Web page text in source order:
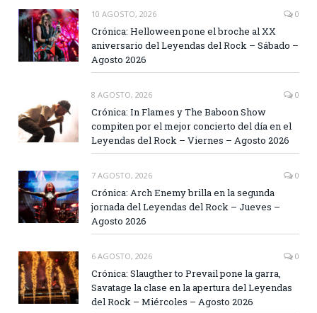
10 AGOSTO, 2026 0
Crónica: Helloween pone el broche al XX
aniversario del Leyendas del Rock – Sábado –
Agosto 2026
8 AGOSTO, 2026 0
Crónica: In Flames y The Baboon Show
compiten por el mejor concierto del día en el
Leyendas del Rock – Viernes – Agosto 2026
7 AGOSTO, 2026 0
Crónica: Arch Enemy brilla en la segunda
jornada del Leyendas del Rock – Jueves –
Agosto 2026
6 AGOSTO, 2026 0
Crónica: Slaugther to Prevail pone la garra,
Savatage la clase en la apertura del Leyendas
del Rock – Miércoles – Agosto 2026